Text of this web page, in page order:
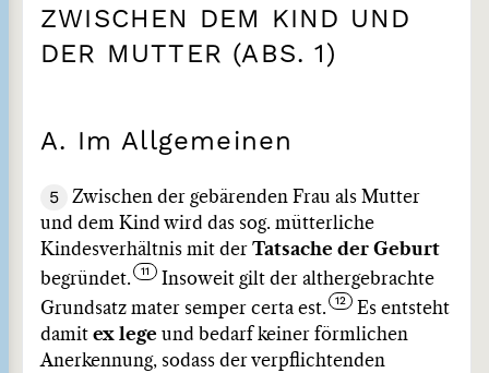
ZWISCHEN DEM KIND UND
DER MUTTER (ABS. 1)
A. Im Allgemeinen
5
Zwischen der gebärenden Frau als Mutter
und dem Kind wird das sog. mütterliche
Kindesverhältnis mit der Tatsache der Geburt
begründet.
Insoweit gilt der althergebrachte
Grundsatz mater semper certa est.
Es entsteht
damit ex lege und bedarf keiner förmlichen
Anerkennung, sodass der verpflichtenden